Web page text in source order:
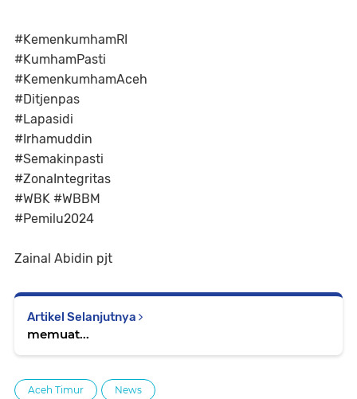
#KemenkumhamRI
#KumhamPasti
#KemenkumhamAceh
#Ditjenpas
#Lapasidi
#Irhamuddin
#Semakinpasti
#ZonaIntegritas
#WBK #WBBM
#Pemilu2024
Zainal Abidin pjt
Artikel Selanjutnya
memuat...
Aceh Timur News